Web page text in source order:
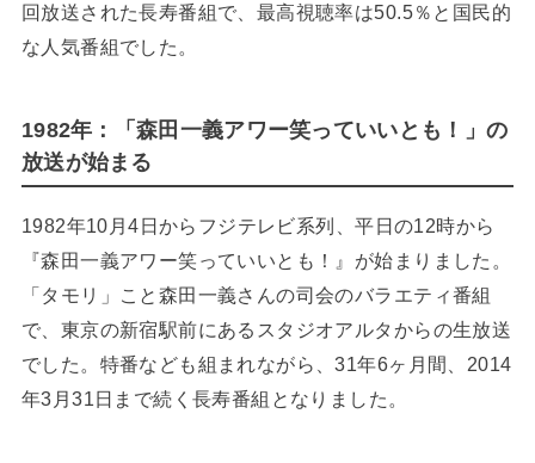
回放送された長寿番組で、最高視聴率は50.5％と国民的
な人気番組でした。
1982年：「森田一義アワー笑っていいとも！」の
放送が始まる
1982年10月4日からフジテレビ系列、平日の12時から
『森田一義アワー笑っていいとも！』が始まりました。
「タモリ」こと森田一義さんの司会のバラエティ番組
で、東京の新宿駅前にあるスタジオアルタからの生放送
でした。特番なども組まれながら、31年6ヶ月間、2014
年3月31日まで続く長寿番組となりました。